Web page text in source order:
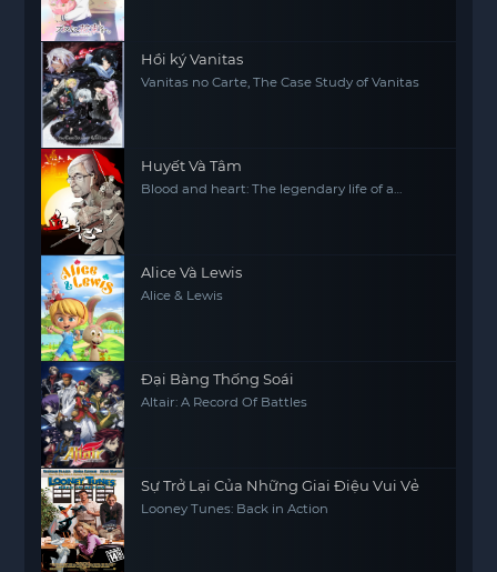
Hồi ký Vanitas
Vanitas no Carte, The Case Study of Vanitas
Huyết Và Tâm
Blood and heart: The legendary life of a
Alice Và Lewis
Alice & Lewis
Đại Bàng Thống Soái
Altair: A Record Of Battles
Sự Trở Lại Của Những Giai Điệu Vui Vẻ
Looney Tunes: Back in Action